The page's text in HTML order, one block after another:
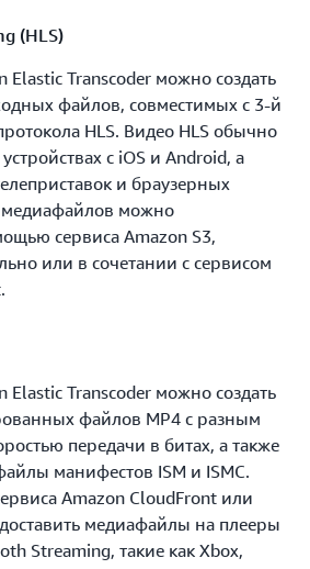
(HLS)
Transcoder можно создать
файлов, совместимых с 3-й
HLS. Видео HLS обычно
с iOS и Android, а
и браузерных
медиафайлов можно
сервиса Amazon S3,
или в сочетании с сервисом
Transcoder можно создать
файлов MP4 с разным
передачи в битах, а также
манифестов ISM и ISMC.
Amazon CloudFront или
медиафайлы на плееры
Streaming, такие как Xbox,